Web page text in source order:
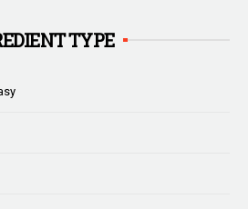
TYPE